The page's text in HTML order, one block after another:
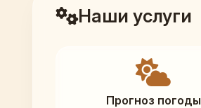
Наши услуги
Прогноз погоды